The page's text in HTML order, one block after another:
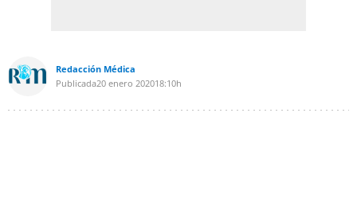
Redacción Médica
Publicada20 enero 202018:10h